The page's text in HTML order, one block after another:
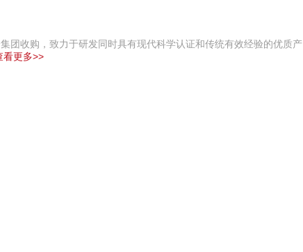
团收购，致力于研发同时具有现代科学认证和传统有效经验的优质产
看更多>>